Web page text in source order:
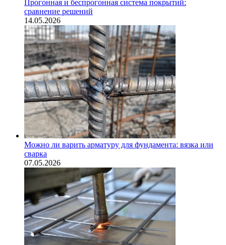
Прогонная и беспрогонная система покрытий:
сравнение решений
14.05.2026
Можно ли варить арматуру для фундамента: вязка или
сварка
07.05.2026